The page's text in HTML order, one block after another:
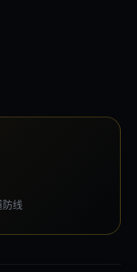
防线